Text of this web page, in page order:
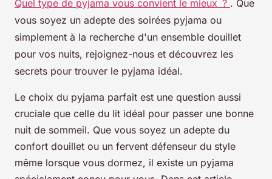
Quel type de pyjama vous convient le mieux ? . Que
vous soyez un adepte des soirées pyjama ou
simplement à la recherche d'un ensemble douillet
pour vos nuits, rejoignez-nous et découvrez les
secrets pour trouver le pyjama idéal.
Le choix du pyjama parfait est une question aussi
cruciale que celle du lit idéal pour passer une bonne
nuit de sommeil. Que vous soyez un adepte du
confort douillet ou un fervent défenseur du style
même lorsque vous dormez, il existe un pyjama